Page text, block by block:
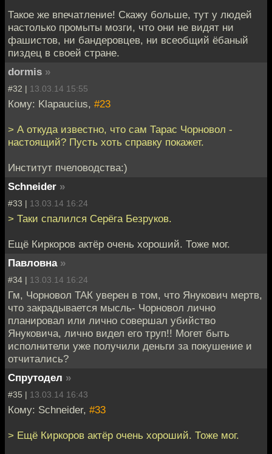
Такое же впечатление! Скажу больше, тут у людей
настолько промыты мозги, что они не видят ни
фашистов, ни бандеровцев, ни всеобщий ёбаный
пиздец в своей стране.
dormis »
#32 | 13.03.14 15:55
Кому: Klapaucius, #23
> А откуда известно, что сам Тарас Чорновол -
настоящий? Пусть хоть справку покажет.
Институт пчеловодства:)
Schneider »
#33 | 13.03.14 16:24
> Таки спалился Серёга Безруков.
Ещё Киркоров актёр очень хороший. Тоже мог.
Павловна »
#34 | 13.03.14 16:24
Гм, Чорновол ТАК уверен в том, что Янукович мертв,
что закрадывается мысль- Чорновол лично
планировал или лично совершал убийство
Януковича, лично видел его труп!! Могет быть
исполнители уже получили деньги за покушение и
отчитались?
Спрутодел »
#35 | 13.03.14 16:43
Кому: Schneider, #33
> Ещё Киркоров актёр очень хороший. Тоже мог.